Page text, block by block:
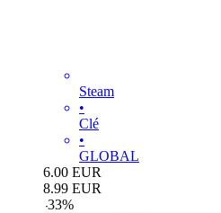
Steam
•
Clé
•
GLOBAL
6.00 EUR
8.99 EUR
-33%